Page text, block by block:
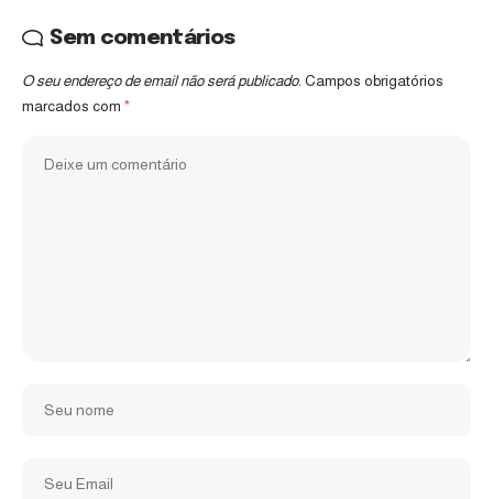
Sem comentários
O seu endereço de email não será publicado. Campos obrigatórios
marcados com *